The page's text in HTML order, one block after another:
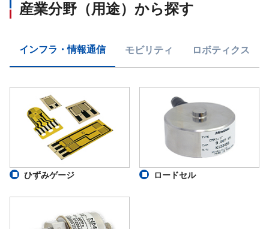
産業分野（用途）から探す
インフラ・情報通信 モビリティ ロボティクス
ひずみゲージ ロードセル